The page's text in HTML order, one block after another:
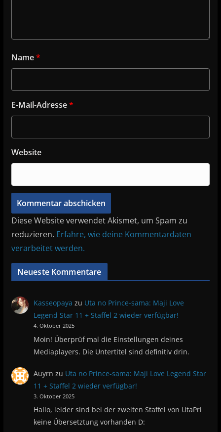
Name*
E-Mail-Adresse*
Website
Diese Website verwendet Akismet, um Spam zu
reduzieren. Erfahre, wie deine Kommentardaten
verarbeitet werden.
Neueste Kommentare
Kasseopaya zu Uta no Prince-sama: Maji Love
Legend Star 11 + Staffel 2 wieder verfügbar!
4. Oktober 2025
Moin! Überprüf mal die Einstellungen deines
Mediaplayers. Die Untertitel sind definitiv drin.
Auyrn zu Uta no Prince-sama: Maji Love Legend Star
11 + Staffel 2 wieder verfügbar!
3. Oktober 2025
Hallo, leider sind bei der zweiten Staffel von UtaPri
keine Übersetztung vorhanden D: